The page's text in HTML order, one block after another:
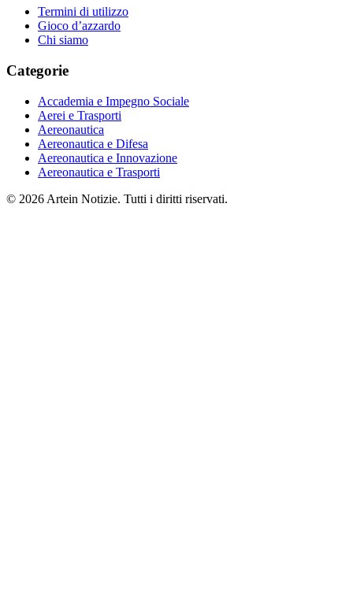
Termini di utilizzo
Gioco d’azzardo
Chi siamo
Categorie
Accademia e Impegno Sociale
Aerei e Trasporti
Aereonautica
Aereonautica e Difesa
Aereonautica e Innovazione
Aereonautica e Trasporti
© 2026 Artein Notizie. Tutti i diritti riservati.